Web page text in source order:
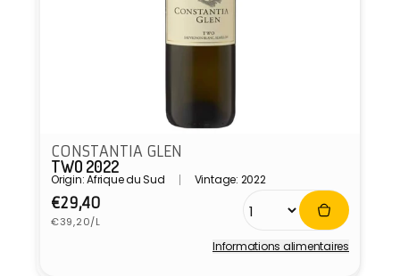
CONSTANTIA GLEN
TWO 2022
Origin: Afrique du Sud Vintage: 2022
Prix
habituel
€29,40
Prix
unitaire
€39,20/L
Informations alimentaires